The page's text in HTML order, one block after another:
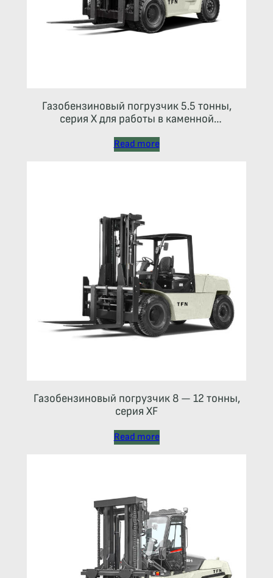
Газобензиновый погрузчик 5.5 тонны,
серия X для работы в каменной
Read more
Газобензиновый погрузчик 8 — 12 тонны,
серия XF
Read more